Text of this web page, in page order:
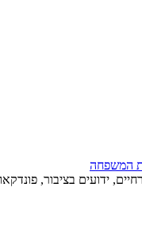
ידועים בציבור,